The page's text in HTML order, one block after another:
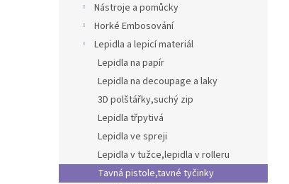
Nástroje a pomůcky
Horké Embosování
Lepidla a lepicí materiál
Lepidla na papír
Lepidla na decoupage a laky
3D polštářky,suchý zip
Lepidla třpytivá
Lepidla ve spreji
Lepidla v tužce,lepidla v rolleru
Tavná pistole,tavné tyčinky